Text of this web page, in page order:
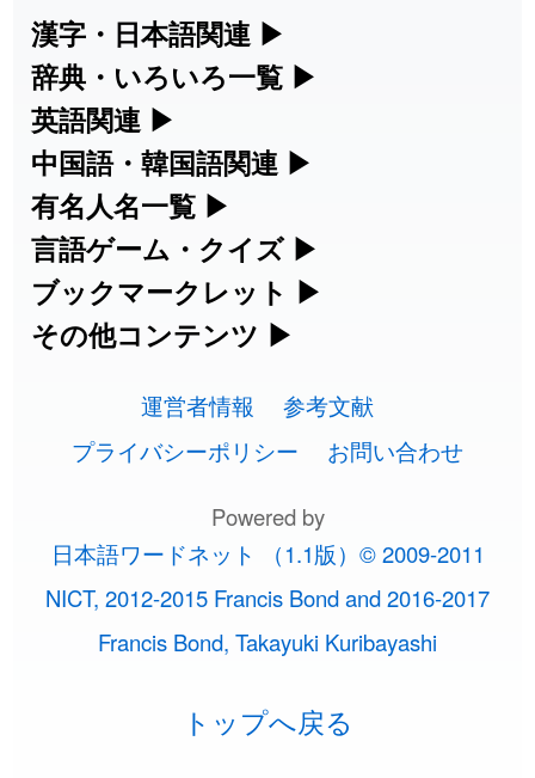
2026-08-06 「 」のイメージを追加しました
2026-08-06 「 元旦」のイメージを追加しました
2026-08-06 「
2026-08-06
2026-08-06 胆石」のイメージを追加しました
2026-08-06 「下取」のイメージを追加しました
2026-08-06 「無性 」のイメージを追加しました
2026-08-06 「黃」のイメージを追加しました
2026-08-06 「 」のイメージを追加しました User feedback
」のイメージを追加しました
2026-08-06 「翌朝 」のイメージを追加しました User feedback
漢字・日本語関連 ▶
漢字の読み方検索、手書き入力、書き順
練習など、日本語学習に役立つツールを
集めています。
人名漢字辞典 - 読み方検索
手書き漢字入力
漢字の書き方・書き順 書き取り練習
ひらがなの書き方・書き順
カタカナの書き方・書き順
スラングの意味・語源・例文・英語・
類語・反対語辞書
日本語の言葉比較
辞典・いろいろ一覧 ▶
部首・画数別の漢字一覧、熟語辞典、地
名・駅名検索など、各種リファレンスツ
ールです。
部首画数別漢字一覧
常用漢字一覧
画数別なまえ漢字一覧
名前イメージイラスト一覧
イメージ・印象から漢字や熟語を探す
画数別名前・地名一覧
○○から始まる、○○で終わる言葉一覧
英語関連 ▶
カタカナ語・略語の意味検索、発音記
号、リスニング練習など英語学習ツール
です。
カタカナ語の意味・発音・類語辞典
英語の発音記号一覧
英単語リスニングテスト
英語の意味・発音の違い
略語の正式名称・意味・発音辞典
グ練習
中国語・韓国語関連 ▶
中国語のピンイン変換、韓国語の手書き
入力など、アジア言語学習ツールです。
手書き中国語入力 変換ツール
韓国語手書き入力
外国語翻訳ツール
有名人名一覧 ▶
海外セレブやスポーツ選手の名前の読み
方・発音を確認できます。
海外有名人の苗字・名前一覧と発音
プレミアリーグ選手名一覧
WEリーグ選手名一覧
東京オリンピック選手名一覧
東京パラリンピック選手名一覧
似ている有名人の名前検索
言語ゲーム・クイズ ▶
四字熟語パズルや漢字クイズなど、楽し
みながら学べるゲームです。
有名人名前読みクイズ（毎日更新）
四字熟語デイリー穴埋めクイズ（毎日
更新）
四字熟語パズルゲーム
漢字モンスターシューティング
ブックマークレット ▶
ブラウザに登録して、どのサイトからで
す。
漢字読み方検索ブックマークレット
英語・カタカナ語意味検索ブックマー
クレット
特殊文字・記号検索ブックマークレッ
その他コンテンツ ▶
その他の便利ツールです。
絵文字の意味と使い方
トレンドワード・イメージギャラリ
ー
手書き記号入力
特殊記号の読み方と意味
運営者情報
参考文献
プライバシーポリシー
お問い合わせ
Powered by
日本語ワードネット （1.1版）© 2009-2011
NICT, 2012-2015 Francis Bond and 2016-2017
Francis Bond, Takayuki Kuribayashi
トップへ戻る